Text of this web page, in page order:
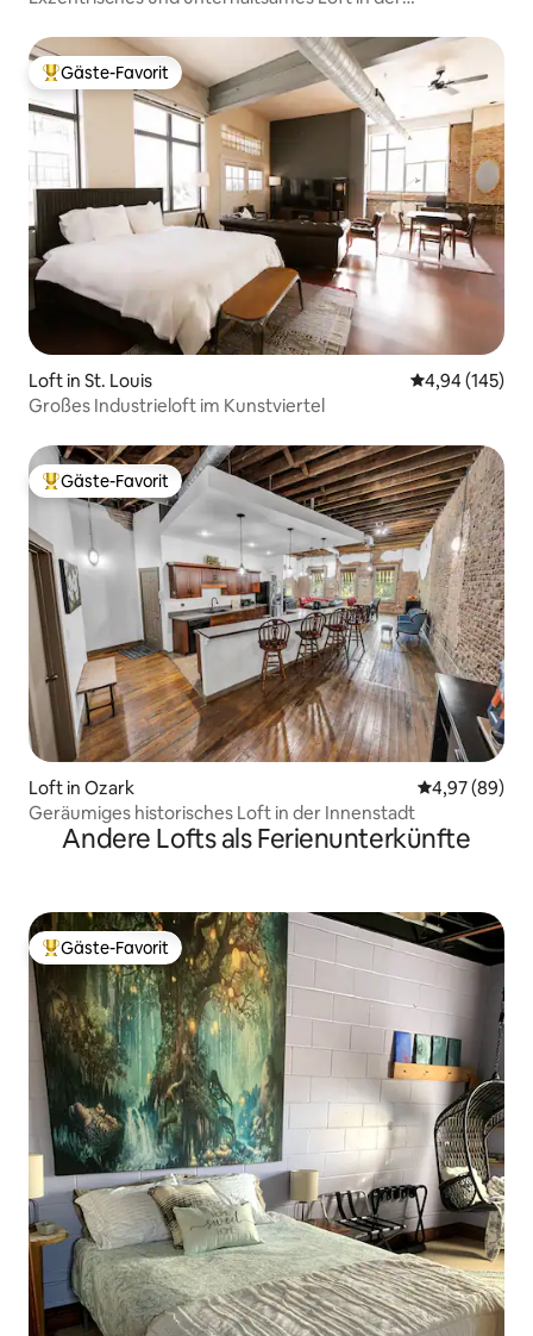
Beliebter Gäste-Favorit.
Gäste-Favorit
Loft in St. Louis
4,94 (145)
Großes Industrieloft im Kunstviertel
Beliebter Gäste-Favorit.
Gäste-Favorit
Loft in Ozark
4,97 (89)
Geräumiges historisches Loft in der Innenstadt
Andere Lofts als Ferienunterkünfte
Beliebter Gäste-Favorit.
Gäste-Favorit